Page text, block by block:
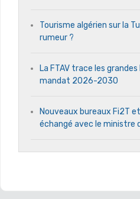
Tourisme algérien sur la
rumeur ?
La FTAV trace les
mandat 2026-2030
Nouveaux bureaux Fi2T
échangé avec le ministre